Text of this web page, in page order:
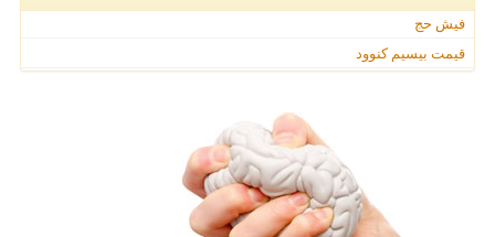
فیش حج
قیمت بیسیم کنوود